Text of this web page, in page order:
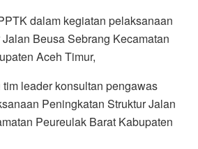
dalam kegiatan pelaksanaan
Beusa Sebrang Kecamatan
Aceh Timur,
leader konsultan pengawas
Peningkatan Struktur Jalan
Peureulak Barat Kabupaten